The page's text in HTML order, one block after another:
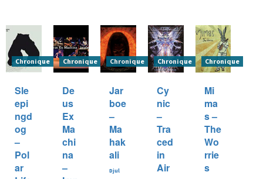
Chronique
Sle
epi
ngd
og
–
Pol
ar
Chronique
De
us
Ex
Ma
chi
na
–
Chronique
Jar
boe
–
Ma
hak
ali
Djul
Chronique
Cy
nic
–
Tra
ced
in
Air
Chronique
Mi
ma
s –
The
Wo
rrie
s